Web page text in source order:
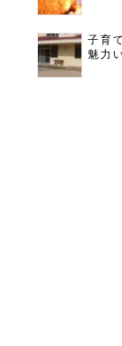
子育
魅力